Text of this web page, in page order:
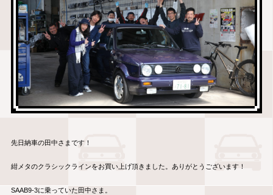
先日納車の田中さまです！
紺メタのクラシックラインをお買い上げ頂きました。ありがとうございます！
SAAB9-3に乗っていた田中さま。